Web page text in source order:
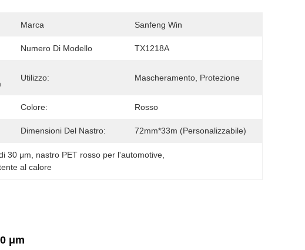
Marca Sanfeng Win
Numero Di Modello TX1218A
Utilizzo: Mascheramento, Protezione
Colore: Rosso
Dimensioni Del Nastro: 72mm*33m (personalizzabile)
30 μm nastro PET rosso per l'automotive
al calore
μm